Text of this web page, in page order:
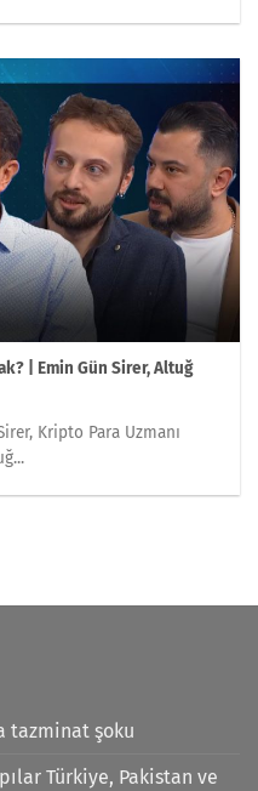
| Emin Gün Sirer, Altuğ
Kripto Para Uzmanı
tazminat şoku
Türkiye, Pakistan ve